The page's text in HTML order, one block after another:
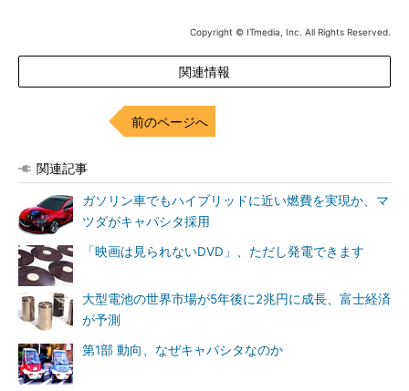
Copyright © ITmedia, Inc. All Rights Reserved.
関連情報
前のページへ
関連記事
ガソリン車でもハイブリッドに近い燃費を実現か、マ
ツダがキャパシタ採用
「映画は見られないDVD」、ただし発電できます
大型電池の世界市場が5年後に2兆円に成長、富士経済
が予測
第1部 動向、なぜキャパシタなのか